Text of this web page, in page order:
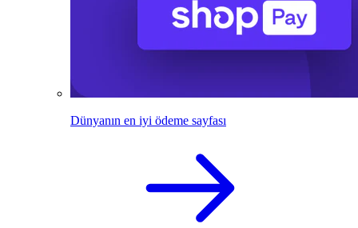
Dünyanın en iyi ödeme sayfası